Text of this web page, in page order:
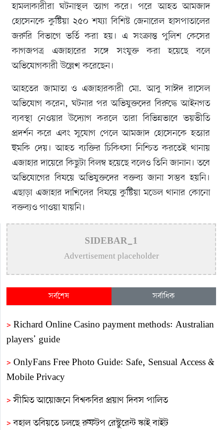
হামলাকারীরা ঘটনাস্থল ত্যাগ করে। পরে আহত আমজাদ
হোসেনকে কুষ্টিয়া ২৫০ শয্যা বিশিষ্ট জেনারেল হাসপাতালের
জরুরি বিভাগে ভর্তি করা হয়। এ সংক্রান্ত পুলিশ কেসের
কাগজপত্র এজাহারের সঙ্গে সংযুক্ত করা হয়েছে বলে
অভিযোগকারী উল্লেখ করেছেন।
আহতের জামাতা ও এজাহারকারী মো. আবু সাঈদ রাসেল
অভিযোগ করেন, ঘটনার পর অভিযুক্তদের বিরুদ্ধে আইনগত
ব্যবস্থা নেওয়ার উদ্যোগ করলে তারা বিভিন্নভাবে ভয়ভীতি
প্রদর্শন করে এবং সুযোগ পেলে আমজাদ হোসেনকে হত্যার
হুমকি দেয়। আহত ব্যক্তির চিকিৎসা নিশ্চিত করতেই থানায়
এজাহার দায়েরে কিছুটা বিলম্ব হয়েছে বলেও তিনি জানান। তবে
অভিযোগের বিষয়ে অভিযুক্তদের বক্তব্য জানা সম্ভব হয়নি।
এছাড়া এজাহার দাখিলের বিষয়ে কুষ্টিয়া মডেল থানার কোনো
বক্তব্যও পাওয়া যায়নি।
SIDEBAR_1
Advertisement placeholder
সর্বশেষ সর্বাধিক
> Richard Online Casino payment methods: Australian
players’ guide
> OnlyFans Free Photo Guide: Safe, Sensual Access &
Mobile Privacy
>সীমিত আয়োজনে বিশ্বকবির প্রয়াণ দিবস পালিত
>বহাল তবিয়তে চলছে রুফটপ রেস্টুরেন্ট স্কাই বাইট